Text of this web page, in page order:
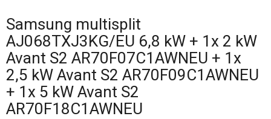
Samsung multisplit
AJ068TXJ3KG/EU 6,8 kW + 1x 2 kW
Avant S2 AR70F07C1AWNEU + 1x
2,5 kW Avant S2 AR70F09C1AWNEU
+ 1x 5 kW Avant S2
AR70F18C1AWNEU